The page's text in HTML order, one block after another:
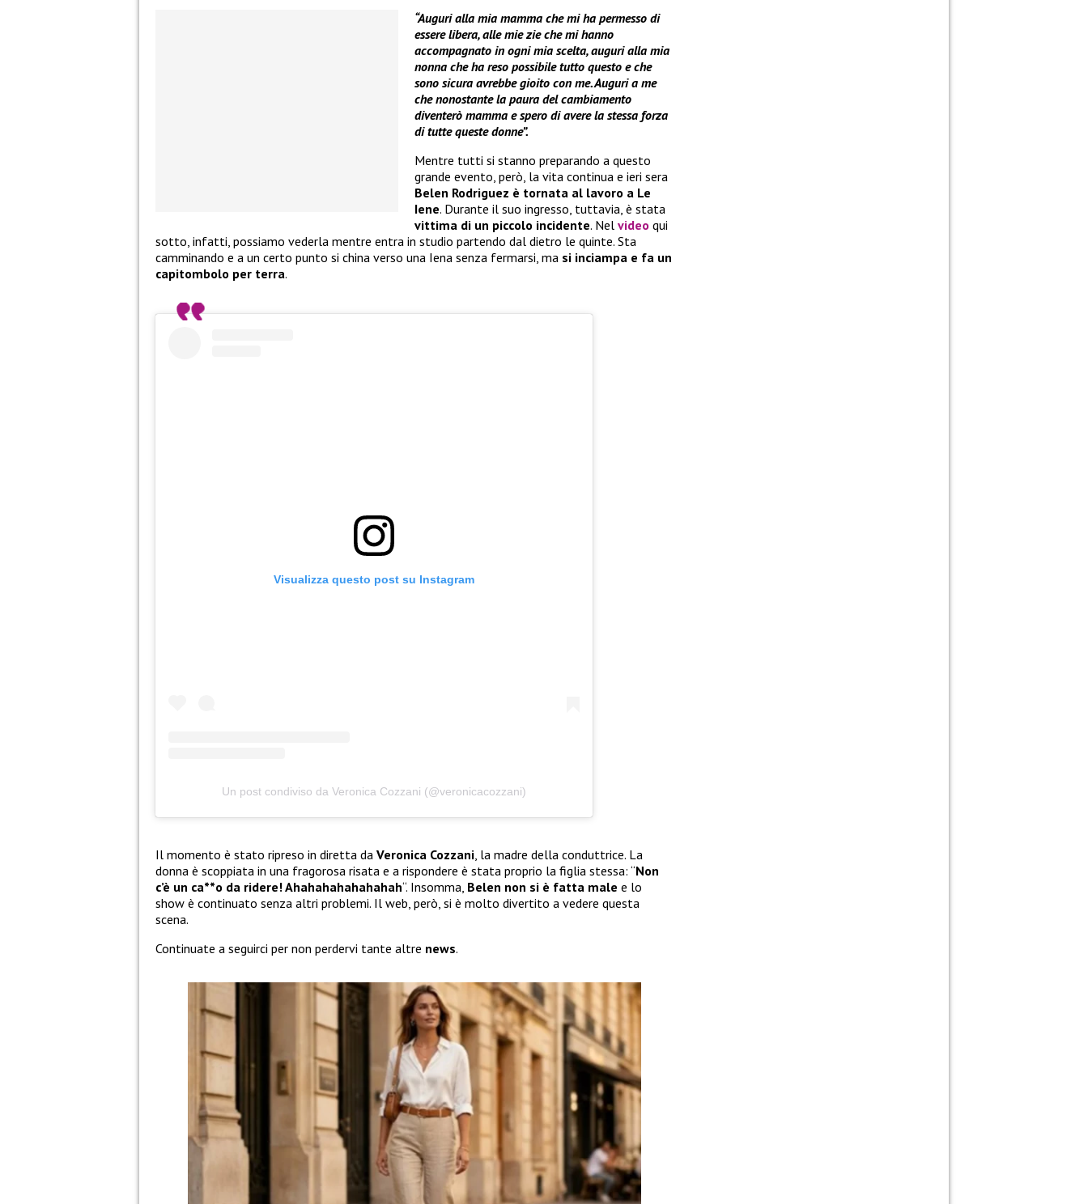
“Auguri alla mia mamma che mi ha permesso di
essere libera, alle mie zie che mi hanno
accompagnato in ogni mia scelta, auguri alla mia
nonna che ha reso possibile tutto questo e che
sono sicura avrebbe gioito con me. Auguri a me
che nonostante la paura del cambiamento
diventerò mamma e spero di avere la stessa forza
di tutte queste donne”.
Mentre tutti si stanno preparando a questo
grande evento, però, la vita continua e ieri sera
Belen Rodriguez è tornata al lavoro a Le
Iene. Durante il suo ingresso, tuttavia, è stata
vittima di un piccolo incidente. Nel video qui
sotto, infatti, possiamo vederla mentre entra in studio partendo dal dietro le quinte. Sta
camminando e a un certo punto si china verso una Iena senza fermarsi, ma si inciampa e fa un
capitombolo per terra.
Visualizza questo post su Instagram
Un post condiviso da Veronica Cozzani (@veronicacozzani)
Il momento è stato ripreso in diretta da Veronica Cozzani, la madre della conduttrice. La
donna è scoppiata in una fragorosa risata e a rispondere è stata proprio la figlia stessa: “Non
c’è un ca**o da ridere! Ahahahahahahahah“. Insomma, Belen non si è fatta male e lo
show è continuato senza altri problemi. Il web, però, si è molto divertito a vedere questa
scena.
Continuate a seguirci per non perdervi tante altre news.